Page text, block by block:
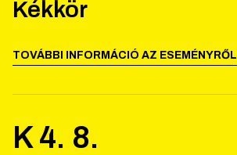
Kékkör
TOVÁBBI INFORMÁCIÓ AZ ESEMÉNYRŐL
K 4. 8.